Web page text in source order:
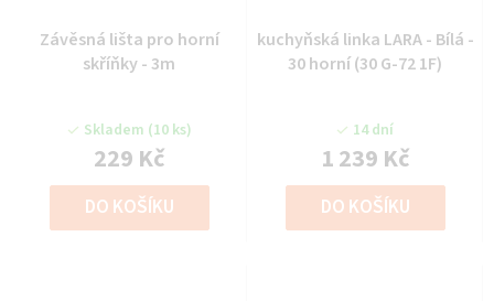
Závěsná lišta pro horní
skříňky - 3m
Skladem (10 ks)
229 Kč
DO KOŠÍKU
kuchyňská linka LARA - Bílá -
30 horní (30 G-72 1F)
14 dní
1 239 Kč
DO KOŠÍKU